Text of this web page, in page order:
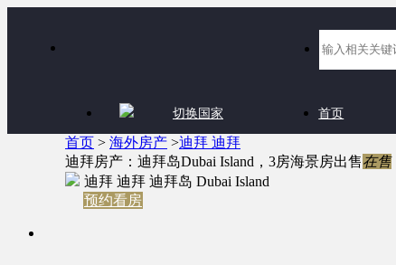
切换国家 首页
首页 > 海外房产 >迪拜 迪拜
迪拜房产：迪拜岛Dubai Island，3房海景房出售在售
迪拜 迪拜 迪拜岛 Dubai Island
预约看房